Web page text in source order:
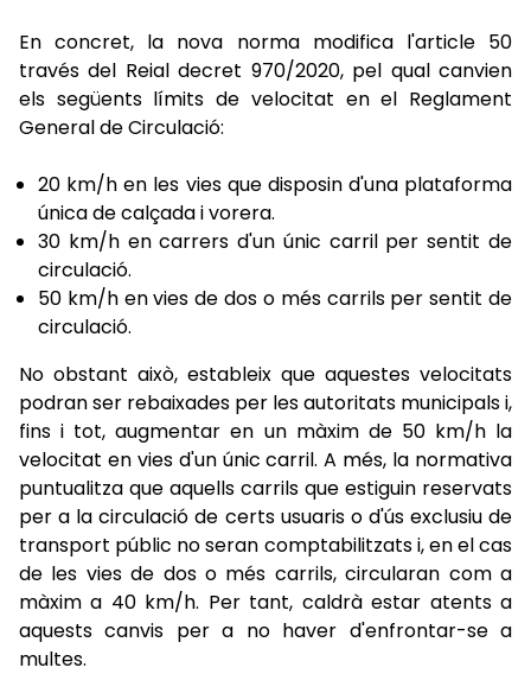
En concret, la nova norma modifica l'article 50
través del Reial decret 970/2020, pel qual canvien
els següents límits de velocitat en el Reglament
General de Circulació:
20 km/h en les vies que disposin d'una plataforma
única de calçada i vorera.
30 km/h en carrers d'un únic carril per sentit de
circulació.
50 km/h en vies de dos o més carrils per sentit de
circulació.
No obstant això, estableix que aquestes velocitats
podran ser rebaixades per les autoritats municipals i,
fins i tot, augmentar en un màxim de 50 km/h la
velocitat en vies d'un únic carril. A més, la normativa
puntualitza que aquells carrils que estiguin reservats
per a la circulació de certs usuaris o d'ús exclusiu de
transport públic no seran comptabilitzats i, en el cas
de les vies de dos o més carrils, circularan com a
màxim a 40 km/h. Per tant, caldrà estar atents a
aquests canvis per a no haver d'enfrontar-se a
multes.